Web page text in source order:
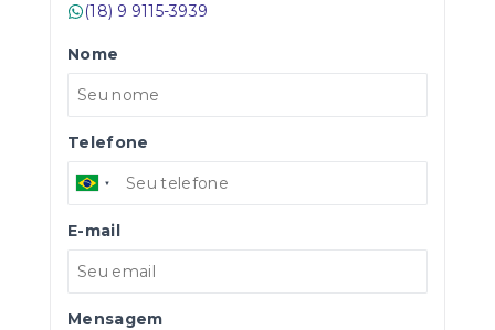
(18) 9 9115-3939
Nome
Telefone
E-mail
Mensagem